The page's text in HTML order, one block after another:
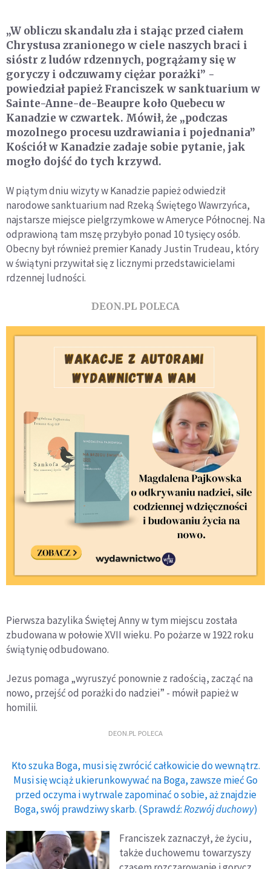
„W obliczu skandalu zła i stając przed ciałem
Chrystusa zranionego w ciele naszych braci i
sióstr z ludów rdzennych, pogrążamy się w
goryczy i odczuwamy ciężar porażki” -
powiedział papież Franciszek w sanktuarium w
Sainte-Anne-de-Beaupre koło Quebecu w
Kanadzie w czwartek. Mówił, że „podczas
mozolnego procesu uzdrawiania i pojednania”
Kościół w Kanadzie zadaje sobie pytanie, jak
mogło dojść do tych krzywd.
W piątym dniu wizyty w Kanadzie papież odwiedził
narodowe sanktuarium nad Rzeką Świętego Wawrzyńca,
najstarsze miejsce pielgrzymkowe w Ameryce Północnej. Na
odprawioną tam mszę przybyło ponad 10 tysięcy osób.
Obecny był również premier Kanady Justin Trudeau, który
w świątyni przywitał się z licznymi przedstawicielami
rdzennej ludności.
DEON.PL POLECA
Pierwsza bazylika Świętej Anny w tym miejscu została
zbudowana w połowie XVII wieku. Po pożarze w 1922 roku
świątynię odbudowano.
Jezus pomaga „wyruszyć ponownie z radością, zacząć na
nowo, przejść od porażki do nadziei” - mówił papież w
homilii.
DEON.PL POLECA
Kto szuka Boga, musi się zwrócić całkowicie do wewnątrz.
Musi się wciąż ukierunkowywać na Boga, zawsze mieć Go
przed oczyma i wytrwale zapominać o sobie, aż znajdzie
Boga, swój prawdziwy skarb. (Sprawdź:Rozwój duchowy)
Franciszek zaznaczył, że życiu,
także duchowemu towarzyszy